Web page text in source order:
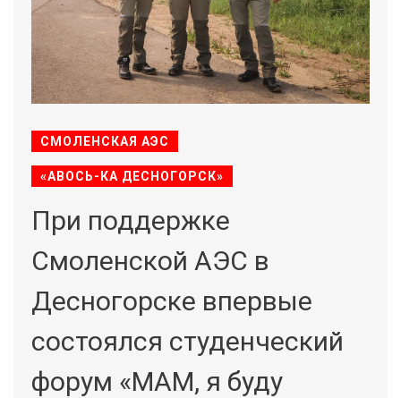
СМОЛЕНСКАЯ АЭС
«АВОСЬ-КА ДЕСНОГОРСК»
При поддержке
Смоленской АЭС в
Десногорске впервые
состоялся студенческий
форум «МАМ, я буду